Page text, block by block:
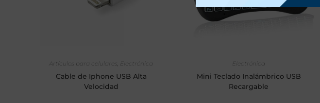
Artículos para celulares
Electrónica
Cable de Iphone USB Alta
Velocidad
Electrónica
Mini Teclado Inalámbrico USB
Recargable